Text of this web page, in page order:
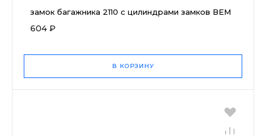
замок багажника 2110 с цилиндрами замков ВЕМ
604 ₽
В КОРЗИНУ